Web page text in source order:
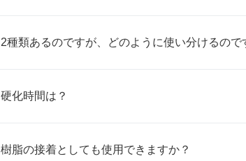
2種類あるのですが、どのように使い分けるので
硬化時間は？
樹脂の接着としても使用できますか？